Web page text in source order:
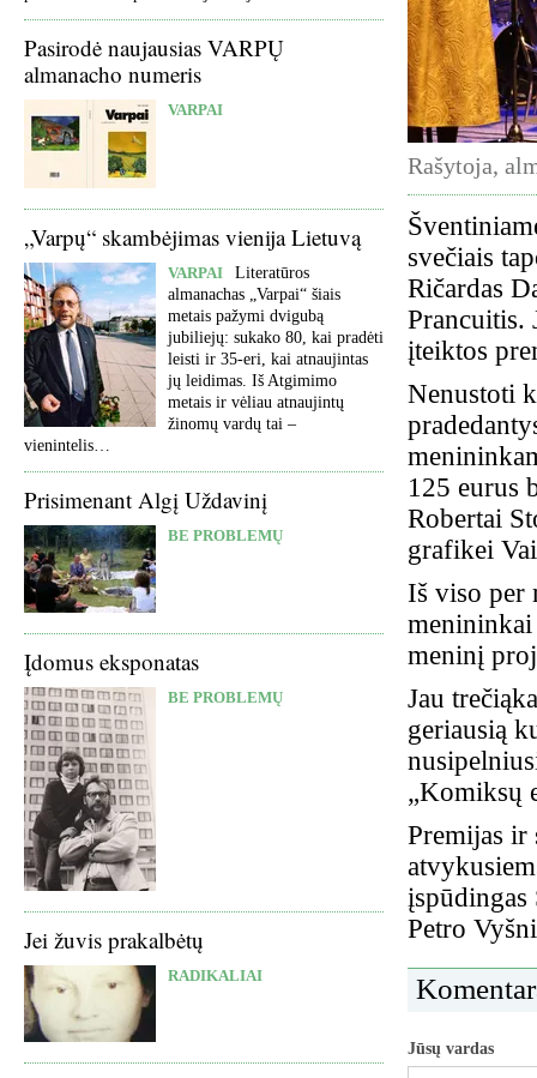
Pasirodė naujausias VARPŲ
almanacho numeris
VARPAI
„Varpų“ skambėjimas vienija Lietuvą
VARPAI
Literatūros
almanachas „Varpai“ šiais
metais pažymi dvigubą
jubiliejų: sukako 80, kai pradėti
leisti ir 35-eri, kai atnaujintas
jų leidimas. Iš Atgimimo
metais ir vėliau atnaujintų
žinomų vardų tai –
vienintelis…
Prisimenant Algį Uždavinį
BE PROBLEMŲ
Įdomus eksponatas
BE PROBLEMŲ
Jei žuvis prakalbėtų
RADIKALIAI
Rašytoja,
svečiais
Ričardas
Prancuitis.
įteiktos
Nenustoti
125 eurus
Robertai
grafikei
Iš viso per
meninį
Jau
geriausią
„Komiksų
Premijas ir
Petro
Jūsų vardas